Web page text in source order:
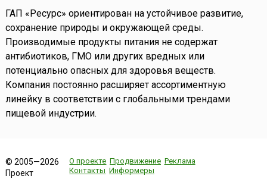
ГАП «Ресурс» ориентирован на устойчивое развитие,
сохранение природы и окружающей среды.
Производимые продукты питания не содержат
антибиотиков, ГМО или других вредных или
потенциально опасных для здоровья веществ.
Компания постоянно расширяет ассортиментную
линейку в соответствии с глобальными трендами
пищевой индустрии.
© 2005—2026
Проект
О проекте Продвижение Реклама
Контакты Информеры